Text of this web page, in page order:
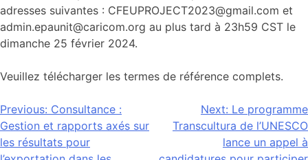
adresses suivantes : CFEUPROJECT2023@gmail.com et
admin.epaunit@caricom.org au plus tard à 23h59 CST le
dimanche 25 février 2024.
Veuillez télécharger les termes de référence complets.
Navigation
de
Previous: Consultance :
Gestion et rapports axés sur
les résultats pour
Next: Le programme
Transcultura de l’UNESCO
lance un appel à